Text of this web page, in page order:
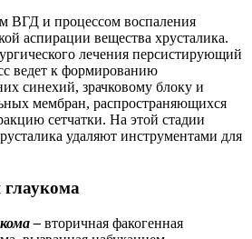
ВГД и процессом воспаления
аспирации вещества хрусталика.
лечения персистирующий
ведет к формированию
синехий, зрачковому блоку и
мембран, распространяющихся
сетчатки. На этой стадии
удаляют инструментами для
– вторичная факогенная